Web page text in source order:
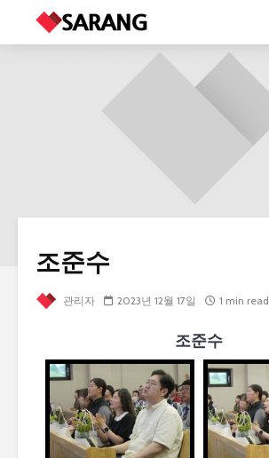
조준수
관리자 2023년 12월 17일 1 min read
조준수